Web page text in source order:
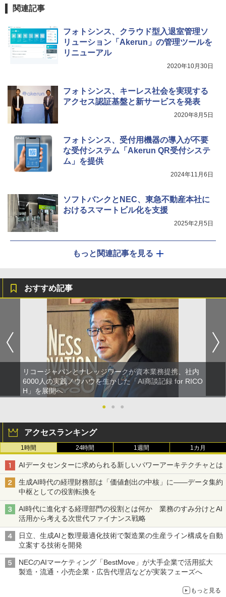
関連記事
フォトシンス、クラウド型入退室管理ソ
リューション「Akerun」の管理ツールを
リニューアル
2020年10月30日
フォトシンス、キーレス社会を実現する
アクセス認証基盤と新サービスを発表
2020年8月5日
フォトシンス、受付用機器の導入が不要
な受付システム「Akerun QR受付システ
ム」を提供
2024年11月6日
ソフトバンクとNEC、東急不動産本社に
おけるスマートビル化を支援
2025年2月5日
もっと関連記事を見る
おすすめ記事
リコージャパンとナレッジワークが資本業務提携、社内
6000人の実践ノウハウを生かした「AI商談記録 for RICO
H」を展開へ
●
● ●
アクセスランキング
1時間 24時間 1週間 1カ月
AIデータセンターに求められる新しいパワーアーキテクチャとは
生成AI時代の経理財務部は「価値創出の中核」に――データ集約
中枢としての役割転換を
AI時代に進化する経理部門の役割とは何か 業務のすみ分けとAI
活用から考える次世代ファイナンス戦略
日立、生成AIと数理最適化技術で製造業の生産ライン構成を自動
立案する技術を開発
NECのAIマーケティング「BestMove」が大手企業で活用拡大
製造・流通・小売企業・広告代理店などが実装フェーズへ
もっと見る